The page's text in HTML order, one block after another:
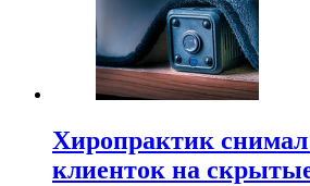
Хиропрактик
клиенток на